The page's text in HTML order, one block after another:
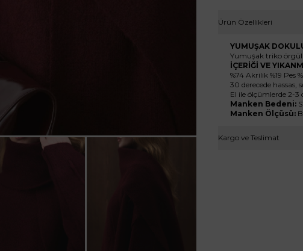
Ürün Özellikleri
YUMUŞAK
Yumuşak triko
İÇERİĞİ VE
%74 Akrilik %19 Pes
30 derecede hassas,
El ile ölçümlerde 2-3
Manken Bedeni:
Manken Ölçüsü:
Kargo ve Teslimat